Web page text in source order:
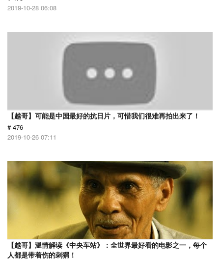
2019-10-28 06:08
【越哥】可能是中国最好的抗日片，可惜我们很难再拍出来了！
# 476
2019-10-26 07:11
【越哥】温情解读《中央车站》：全世界最好看的电影之一，每个
人都是带着伤的刺猬！